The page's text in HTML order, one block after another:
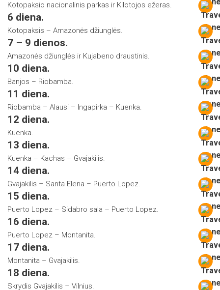
Kotopaksio nacionalinis parkas ir Kilotojos ežeras.
6 diena.
Kotopaksis – Amazonės džiunglės.
7 – 9 dienos.
Amazonės džiunglės ir Kujabeno draustinis.
10 diena.
Banjos – Riobamba.
11 diena.
Riobamba – Alausi – Ingapirka – Kuenka.
12 diena.
Kuenka.
13 diena.
Kuenka – Kachas – Gvajakilis.
14 diena.
Gvajakilis – Santa Elena – Puerto Lopez.
15 diena.
Puerto Lopez – Sidabro sala – Puerto Lopez.
16 diena.
Puerto Lopez – Montanita.
17 diena.
Montanita – Gvajakilis.
18 diena.
Skrydis Gvajakilis – Vilnius.